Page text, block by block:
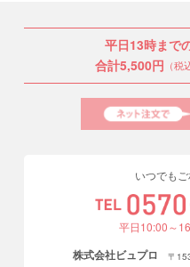
平日13時まで
合計5,500円 （税
いつでもご
平日10:00～
株式会社ビュプロ
〒